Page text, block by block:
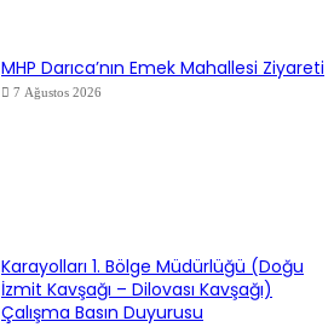
MHP Darıca’nın Emek Mahallesi Ziyareti
7 Ağustos 2026
Karayolları 1. Bölge Müdürlüğü (Doğu
İzmit Kavşağı – Dilovası Kavşağı)
Çalışma Basın Duyurusu